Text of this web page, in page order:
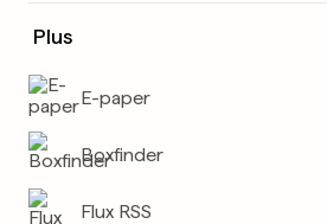
Plus
E-paper
Boxfinder
Flux RSS